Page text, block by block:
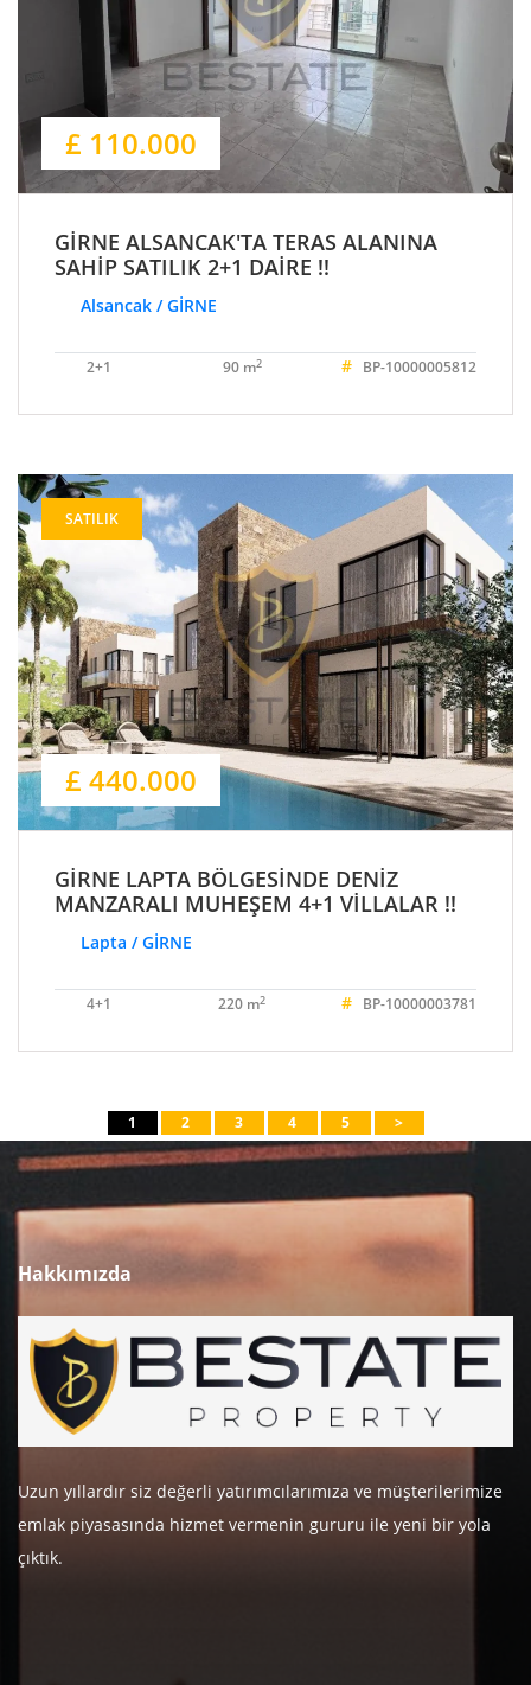
£ 110.000
GİRNE ALSANCAK'TA TERAS ALANINA
SAHİP SATILIK 2+1 DAİRE !!
Alsancak / GİRNE
2+1 90 m2 # BP-10000005812
SATILIK
£ 440.000
GİRNE LAPTA BÖLGESİNDE DENİZ
MANZARALI MUHEŞEM 4+1 VİLLALAR !!
Lapta / GİRNE
4+1 220 m2 # BP-10000003781
1 2 3 4 5 >
Hakkımızda
Uzun yıllardır siz değerli yatırımcılarımıza ve müşterilerimize
emlak piyasasında hizmet vermenin gururu ile yeni bir yola
çıktık.